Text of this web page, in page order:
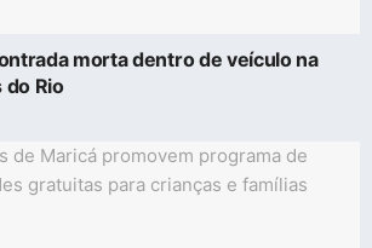
morta dentro de veículo na
do Rio